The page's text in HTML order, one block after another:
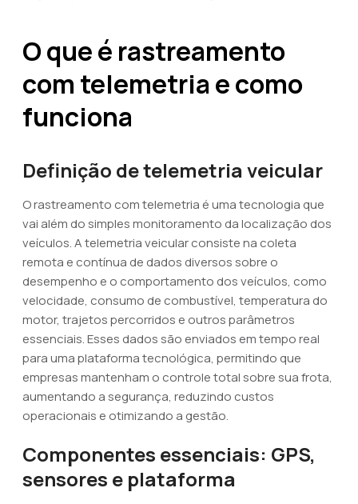
O que é rastreamento
com telemetria e como
funciona
Definição de telemetria veicular
O rastreamento com telemetria é uma tecnologia que
vai além do simples monitoramento da localização dos
veículos. A telemetria veicular consiste na coleta
remota e contínua de dados diversos sobre o
desempenho e o comportamento dos veículos, como
velocidade, consumo de combustível, temperatura do
motor, trajetos percorridos e outros parâmetros
essenciais. Esses dados são enviados em tempo real
para uma plataforma tecnológica, permitindo que
empresas mantenham o controle total sobre sua frota,
aumentando a segurança, reduzindo custos
operacionais e otimizando a gestão.
Componentes essenciais: GPS,
sensores e plataforma